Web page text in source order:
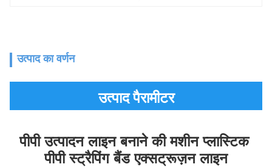
उत्पाद का वर्णन
उत्पाद पैरामीटर
पीपी उत्पादन लाइन बनाने की मशीन प्लास्टिक
पीपी स्ट्रैपिंग बैंड एक्सट्रूज़न लाइन